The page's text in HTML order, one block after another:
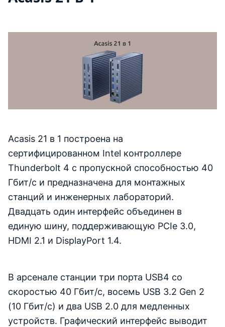
Acasis 21 в 1 построена на
сертифицированном Intel контроллере
Thunderbolt 4 с пропускной способностью 40
Гбит/с и предназначена для монтажных
станций и инженерных лабораторий.
Двадцать один интерфейс объединен в
единую шину, поддерживающую PCIe 3.0,
HDMI 2.1 и DisplayPort 1.4.
В арсенале станции три порта USB4 со
скоростью 40 Гбит/с, восемь USB 3.2 Gen 2
(10 Гбит/с) и два USB 2.0 для медленных
устройств. Графический интерфейс выводит